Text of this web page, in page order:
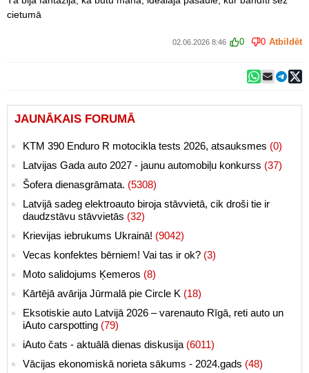
cietumā
02.06.2026 8:46 0 0 Atbildēt
JAUNĀKAIS FORUMĀ
KTM 390 Enduro R motocikla tests 2026, atsauksmes (0)
Latvijas Gada auto 2027 - jaunu automobiļu konkurss (37)
Šofera dienasgrāmata. (5308)
Latvijā sadeg elektroauto biroja stāvvietā, cik droši tie ir
daudzstāvu stāvvietās (32)
Krievijas iebrukums Ukrainā! (9042)
Vecas konfektes bērniem! Vai tas ir ok? (3)
Moto salidojums Ķemeros (8)
Kārtējā avārija Jūrmalā pie Circle K (18)
Eksotiskie auto Latvijā 2026 – varenauto Rīgā, reti auto un
iAuto carspotting (79)
iAuto čats - aktuālā dienas diskusija (6011)
Vācijas ekonomiskā norieta sākums - 2024.gads (48)